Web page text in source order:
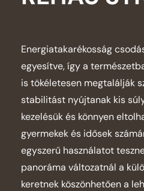
Energiatakarékosság
egyesítve, így a
is tökéletesen megtalálják
stabilitást nyújtanak kis
kezelésük és könnyen
gyermekek és idősek
egyszerű használatot
panoráma változatnál a
keretnek köszönhetően a